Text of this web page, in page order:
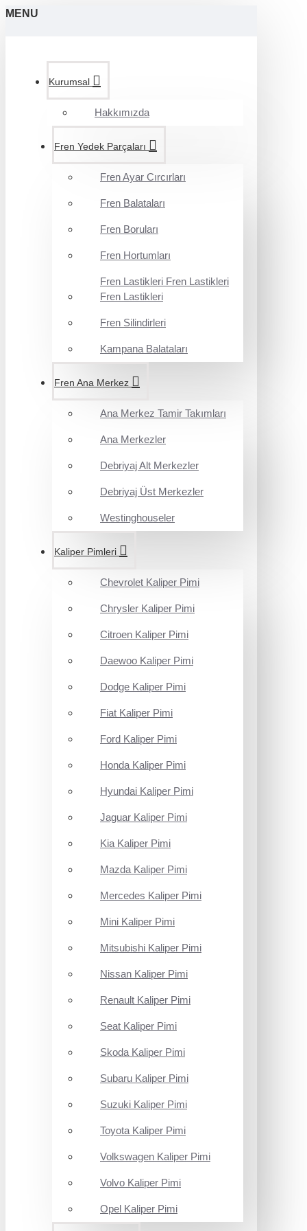
MENU
Kurumsal
Hakkımızda
Fren Yedek Parçaları
Fren Ayar Cırcırları
Fren Balataları
Fren Boruları
Fren Hortumları
Fren Lastikleri Fren Lastikleri
Fren Lastikleri
Fren Silindirleri
Kampana Balataları
Fren Ana Merkez
Ana Merkez Tamir Takımları
Ana Merkezler
Debriyaj Alt Merkezler
Debriyaj Üst Merkezler
Westinghouseler
Kaliper Pimleri
Chevrolet Kaliper Pimi
Chrysler Kaliper Pimi
Citroen Kaliper Pimi
Daewoo Kaliper Pimi
Dodge Kaliper Pimi
Fiat Kaliper Pimi
Ford Kaliper Pimi
Honda Kaliper Pimi
Hyundai Kaliper Pimi
Jaguar Kaliper Pimi
Kia Kaliper Pimi
Mazda Kaliper Pimi
Mercedes Kaliper Pimi
Mini Kaliper Pimi
Mitsubishi Kaliper Pimi
Nissan Kaliper Pimi
Renault Kaliper Pimi
Seat Kaliper Pimi
Skoda Kaliper Pimi
Subaru Kaliper Pimi
Suzuki Kaliper Pimi
Toyota Kaliper Pimi
Volkswagen Kaliper Pimi
Volvo Kaliper Pimi
Opel Kaliper Pimi